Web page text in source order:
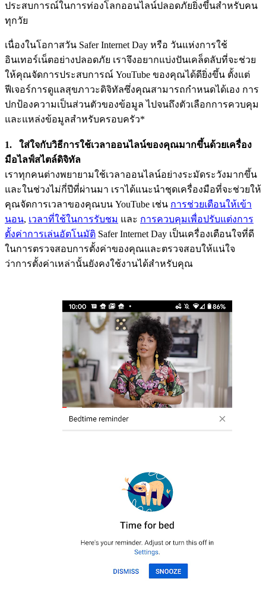
ประสบการณ์ในการท่องโลกออนไลน์ปลอดภัยยิ่งขึ้นสำหรับคน
ทุกวัย
เนื่องในโอกาสวัน Safer Internet Day หรือ วันแห่งการใช้
อินเทอร์เน็ตอย่างปลอดภัย เราจึงอยากแบ่งปันเคล็ดลับที่จะช่วย
ให้คุณจัดการประสบการณ์ YouTube ของคุณได้ดียิ่งขึ้น ตั้งแต่
ฟีเจอร์การดูแลสุขภาวะดิจิทัลซึ่งคุณสามารถกำหนดได้เอง การ
ปกป้องความเป็นส่วนตัวของข้อมูล ไปจนถึงตัวเลือกการควบคุม
และแหล่งข้อมูลสำหรับครอบครัว*
1. ใส่ใจกับวิธีการใช้เวลาออนไลน์ของคุณมากขึ้นด้วยเครื่อง
มือไลฟ์สไตล์ดิจิทัล
เราทุกคนต่างพยายามใช้เวลาออนไลน์อย่างระมัดระวังมากขึ้น
และในช่วงไม่กี่ปีที่ผ่านมา เราได้แนะนำชุดเครื่องมือที่จะช่วยให้
คุณจัดการเวลาของคุณบน YouTube เช่น การช่วยเตือนให้เข้า
นอน, เวลาที่ใช้ในการรับชม และ การควบคุมเพื่อปรับแต่งการ
ตั้งค่าการเล่นอัตโนมัติ Safer Internet Day เป็นเครื่องเตือนใจที่ดี
ในการตรวจสอบการตั้งค่าของคุณและตรวจสอบให้แน่ใจ
ว่าการตั้งค่าเหล่านั้นยังคงใช้งานได้สำหรับคุณ